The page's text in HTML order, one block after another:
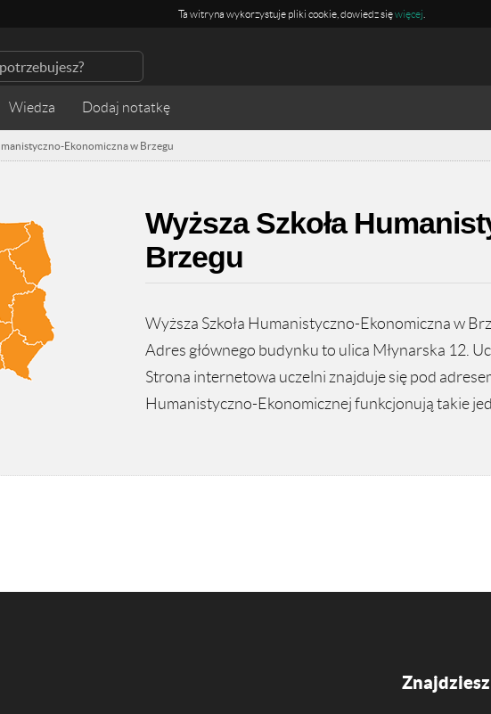
Ta witryna wykorzystuje pliki cookie, dowiedz sięwięcej
Wiedza
Ekonomiczna w Brzegu
Wyższa Szkoła
Brzegu
Wyższa Szkoła Humanistyczno-Ekonomiczna w
Adres głównego budynku to ulica Młynarska 12.
Strona internetowa uczelni znajduje się pod
Humanistyczno-Ekonomicznej funkcjonują takie